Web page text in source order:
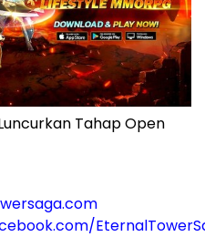
Tahap Open